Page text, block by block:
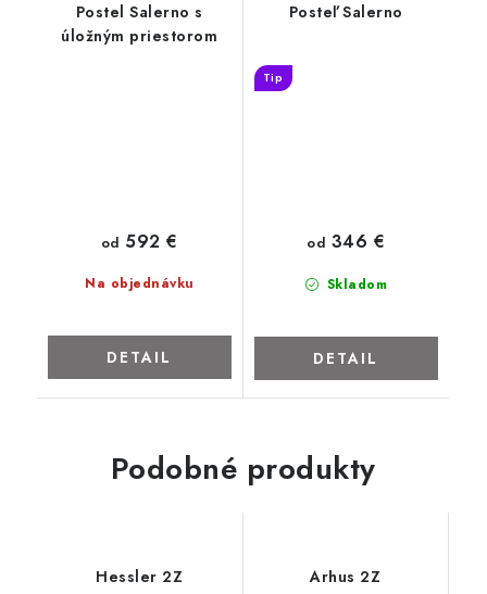
Postel Salerno s
úložným priestorom
Na objednávku
od 592 €
DETAIL
Posteľ Salerno
Tip
Skladom
od 346 €
DETAIL
Podobné produkty
Hessler 2Z Arhus 2Z